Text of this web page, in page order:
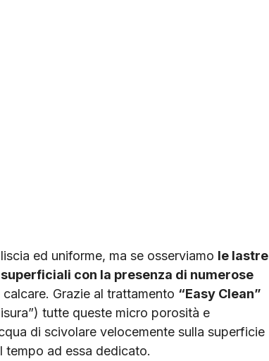
ed uniforme, ma se osserviamo le lastre
con la presenza di numerose
Grazie al trattamento “Easy Clean”
tutte queste micro porosità e
di scivolare velocemente sulla superficie
ad essa dedicato.